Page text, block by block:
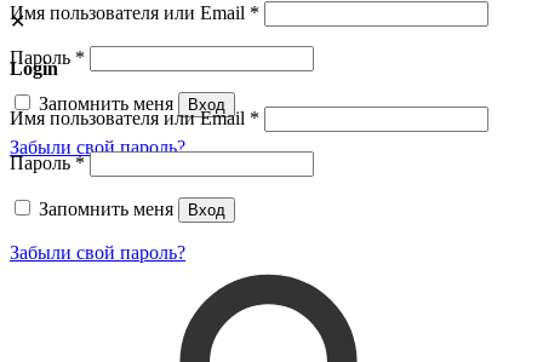
Имя пользователя или Email *
Пароль *
Запомнить меня Вход
Забыли свой пароль?
✕
Login
Имя пользователя или Email *
Пароль*
Запомнить меня Вход
Забыли свой пароль?